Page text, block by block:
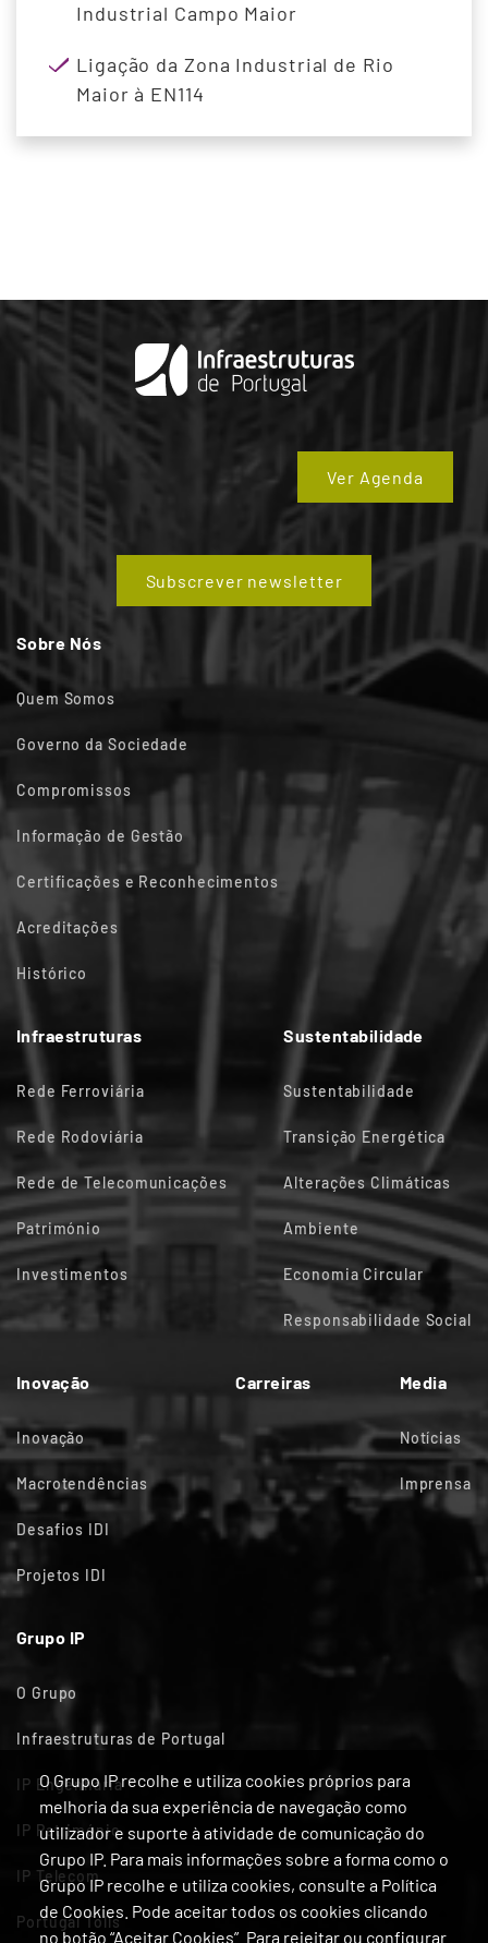
Industrial Campo Maior
Ligação da Zona Industrial de Rio
Maior à EN114
O Grupo IP recolhe e utiliza cookies próprios para
melhoria da sua experiência de navegação como
utilizador e suporte à atividade de comunicação do
Grupo IP. Para mais informações sobre a forma como o
Grupo IP recolhe e utiliza cookies, consulte a Política
de Cookies. Pode aceitar todos os cookies clicando
no botão “Aceitar Cookies”. Para rejeitar ou configurar
Ver Agenda
Subscrever newsletter
Sobre Nós
Quem Somos
Governo da Sociedade
Compromissos
Informação de Gestão
Certificações e Reconhecimentos
Acreditações
Histórico
Infraestruturas
Rede Ferroviária
Rede Rodoviária
Rede de Telecomunicações
Património
Investimentos
Sustentabilidade
Sustentabilidade
Transição Energética
Alterações Climáticas
Ambiente
Economia Circular
Responsabilidade Social
Inovação
Inovação
Macrotendências
Desafios IDI
Projetos IDI
Carreiras Media
Notícias
Imprensa
Grupo IP
O Grupo
Infraestruturas de Portugal
IP Engenharia
IP Património
IP Telecom
Portugal Tolls